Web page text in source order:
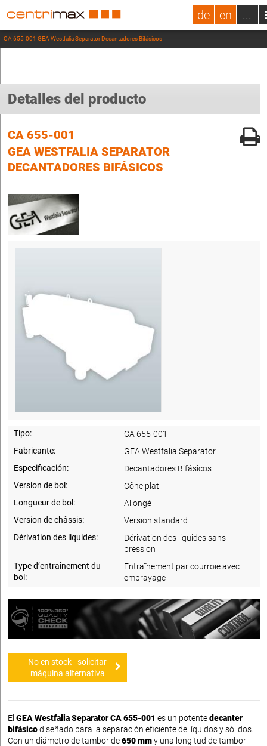
de en ...
CA 655-001 GEA Westfalia Separator Decantadores Bifásicos
Detalles del producto
CA 655-001
GEA WESTFALIA SEPARATOR
DECANTADORES BIFÁSICOS
Tipo:
CA 655-001
Fabricante:
GEA Westfalia Separator
Especificación:
Decantadores Bifásicos
Version de bol:
Cône plat
Longueur de bol:
Allongé
Version de châssis:
Version standard
Dérivation des liquides:
Dérivation des liquides sans
pression
Type d’entraînement du
bol:
Entraînement par courroie avec
embrayage
No en stock - solicitar
máquina alternativa
El GEA Westfalia Separator CA 655-001 es un potentedecanter
bifásicodiseñado para la separación eficiente de líquidos y sólidos.
Con un diámetro de tambor de650 mmy una longitud de tambor